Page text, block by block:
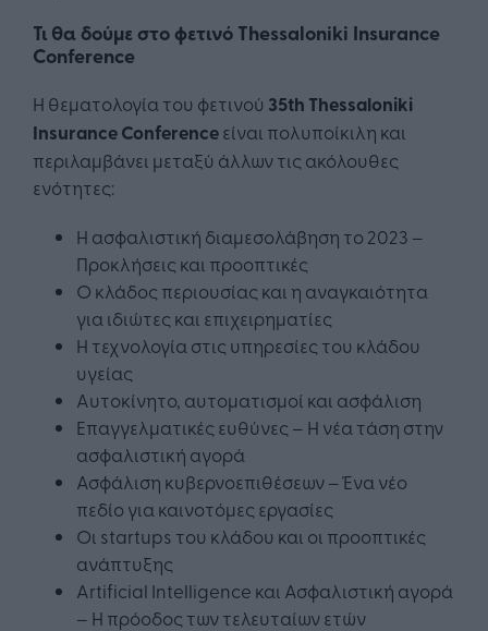
Τι θα δούμε στο φετινό Thessaloniki Insurance
Conference
Η θεματολογία του φετινού 35th Thessaloniki
Insurance Conferenceείναι πολυποίκιλη και
περιλαμβάνει μεταξύ άλλων τις ακόλουθες
ενότητες:
Η ασφαλιστική διαμεσολάβηση το 2023 –
Προκλήσεις και προοπτικές
Ο κλάδος περιουσίας και η αναγκαιότητα
για ιδιώτες και επιχειρηματίες
Η τεχνολογία στις υπηρεσίες του κλάδου
υγείας
Αυτοκίνητο, αυτοματισμοί και ασφάλιση
Επαγγελματικές ευθύνες – Η νέα τάση στην
ασφαλιστική αγορά
Ασφάλιση κυβερνοεπιθέσεων – Ένα νέο
πεδίο για καινοτόμες εργασίες
Οι startups του κλάδου και οι προοπτικές
ανάπτυξης
Artificial Intelligence και Ασφαλιστική αγορά
– Η πρόοδος των τελευταίων ετών